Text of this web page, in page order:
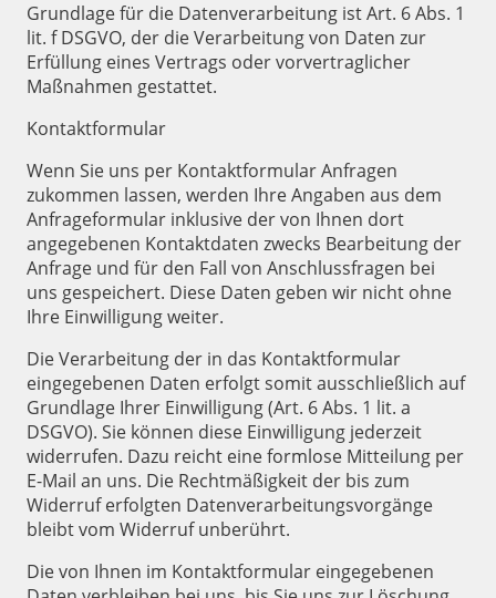
Grundlage für die Datenverarbeitung ist Art. 6 Abs. 1
lit. f DSGVO, der die Verarbeitung von Daten zur
Erfüllung eines Vertrags oder vorvertraglicher
Maßnahmen gestattet.
Kontaktformular
Wenn Sie uns per Kontaktformular Anfragen
zukommen lassen, werden Ihre Angaben aus dem
Anfrageformular inklusive der von Ihnen dort
angegebenen Kontaktdaten zwecks Bearbeitung der
Anfrage und für den Fall von Anschlussfragen bei
uns gespeichert. Diese Daten geben wir nicht ohne
Ihre Einwilligung weiter.
Die Verarbeitung der in das Kontaktformular
eingegebenen Daten erfolgt somit ausschließlich auf
Grundlage Ihrer Einwilligung (Art. 6 Abs. 1 lit. a
DSGVO). Sie können diese Einwilligung jederzeit
widerrufen. Dazu reicht eine formlose Mitteilung per
E-Mail an uns. Die Rechtmäßigkeit der bis zum
Widerruf erfolgten Datenverarbeitungsvorgänge
bleibt vom Widerruf unberührt.
Die von Ihnen im Kontaktformular eingegebenen